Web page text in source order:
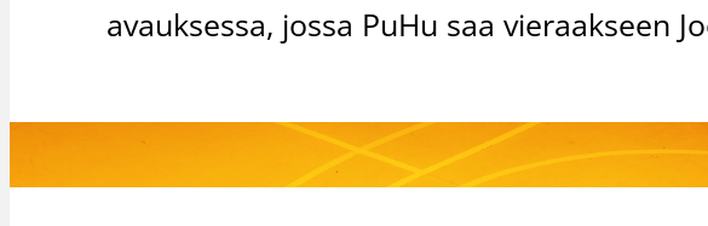
avauksessa, jossa PuHu saa vieraakseen